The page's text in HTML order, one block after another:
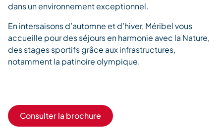
dans un environnement exceptionnel.
En intersaisons d’automne et d’hiver, Méribel vous
accueille pour des séjours en harmonie avec la Nature,
des stages sportifs grâce aux infrastructures,
notamment la patinoire olympique.
Consulter la brochure